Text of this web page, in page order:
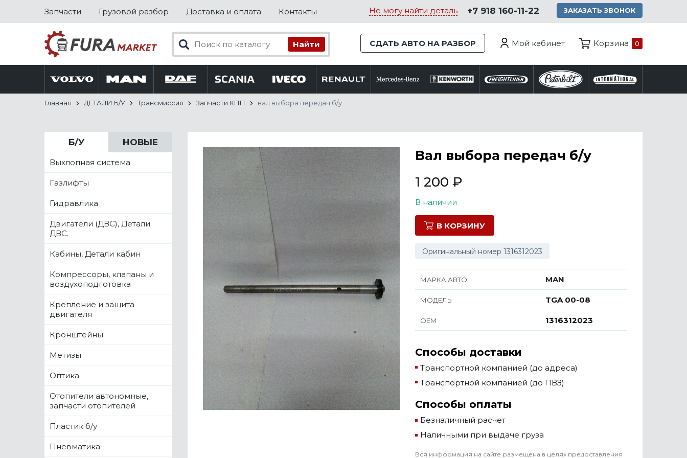
Запчасти Грузовой разбор Доставка и оплата Контакты Не могу найти деталь +7 918 160-11-22 ЗАКАЗАТЬ ЗВОНОК
СДАТЬ АВТО НА РАЗБОР Мой кабинет Корзина 0
Главная ДЕТАЛИ Б/У Трансмиссия Запчасти КПП вал выбора передач б/у
Б/У НОВЫЕ
Выхлопная система
Газлифты
Гидравлика
Двигатели (ДВС), Детали
ДВС.
Кабины, Детали кабин
Компрессоры, клапаны и
воздухоподготовка
Крепление и защита
двигателя
Кронштейны
Метизы
Оптика
Отопители автономные,
запчасти отопителей
Пластик б/у
Пневматика
Вал выбора передач б/у
1 200 ₽
В наличии
В КОРЗИНУ
Оригинальный номер 1316312023
МАРКА АВТО MAN
МОДЕЛЬ TGA 00-08
ОЕМ 1316312023
Способы доставки
Транспортной компанией (до адреса)
Транспортной компанией (до ПВЗ)
Способы оплаты
Безналичный расчет
Наличными при выдаче груза
Вся информация на сайте размещена в целях предоставления